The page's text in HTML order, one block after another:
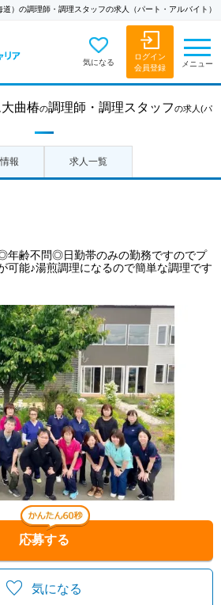
）の調理師・調理スタッフの求人（パート・アルバイト）
気になる
ログイン
会員登録
メニュー
曲椿の調理師・調理スタッフの求人 (パ
報 求人一覧
気になる
応募する
年齢不問◎日勤帯のみの勤務ですのでプ
可能♪湯煎調理になるので簡単な調理です